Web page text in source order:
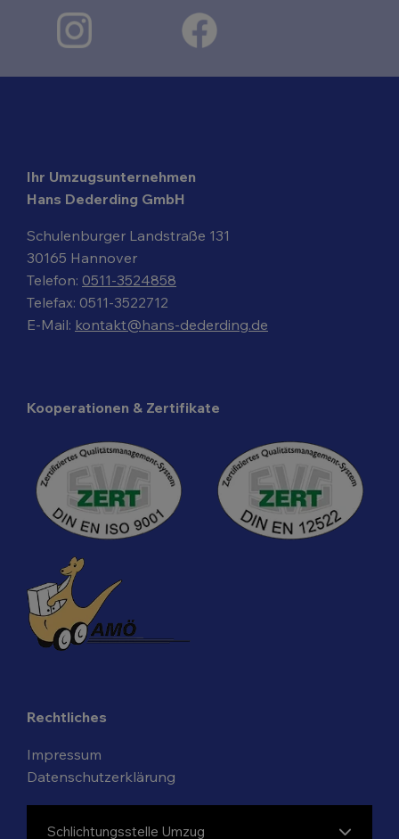
Ihr Umzugsunternehmen
Hans Dederding GmbH
Schulenburger Landstraße 131
30165 Hannover
Telefon: 0511-3524858
Telefax: 0511-3522712
E-Mail: kontakt@hans-dederding.de
Kooperationen & Zertifikate
Rechtliches
Impressum
Datenschutzerklärung
Schlichtungsstelle Umzug